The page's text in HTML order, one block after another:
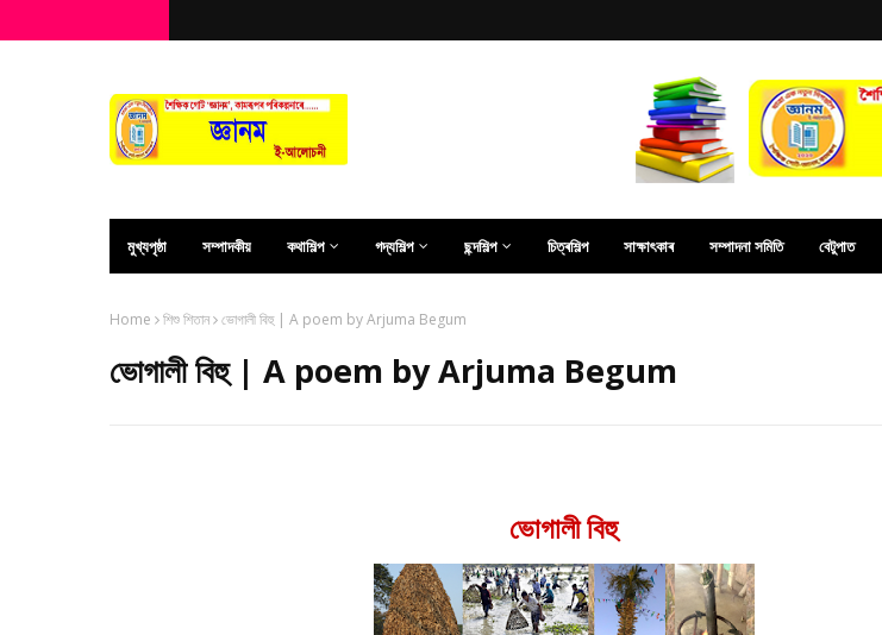
মুখ্যপৃষ্ঠা সম্পাদকীয় কথাশিল্প গদ্যশিল্প ছন্দশিল্প চিত্ৰশিল্প সাক্ষাৎকাৰ সম্পাদনা সমিতি বেটুপাত
Home শিশু শিতান ভোগালী বিহু | A poem by Arjuma Begum
ভোগালী বিহু | A poem by Arjuma Begum
ভোগালী বিহু